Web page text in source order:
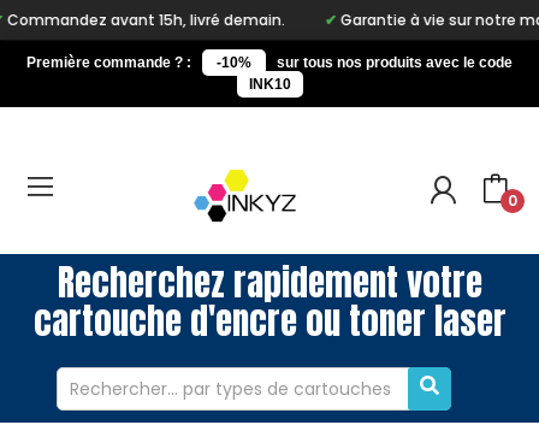
avant 15h, livré demain. Garantie à vie sur notre marque Inkyz
Première commande ? : -10%
sur tous nos produits avec le code
INK10
0
Recherchez rapidement votre
cartouche d'encre ou toner laser